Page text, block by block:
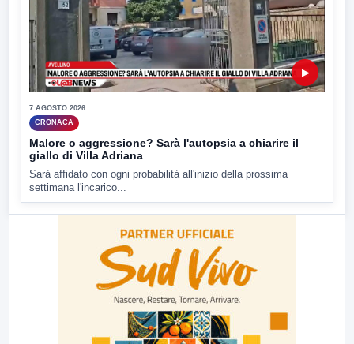
▶
7 AGOSTO 2026
CRONACA
Malore o aggressione? Sarà l'autopsia a chiarire il
giallo di Villa Adriana
Sarà affidato con ogni probabilità all'inizio della prossima
settimana l'incarico...